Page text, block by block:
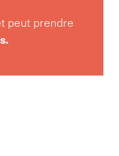
peut prendre